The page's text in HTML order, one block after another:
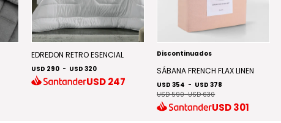
EDREDON RETRO ESENCIAL
USD 290 - USD 320
USD247
Discontinuados
SÁBANA FRENCH FLAX LINEN
USD 354 - USD 378
USD 590-USD 630
USD301